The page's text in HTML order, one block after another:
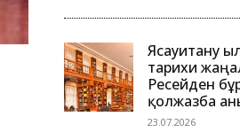
Ясауитану
тарихи
Ресейден
қолжазба
23.07.2026